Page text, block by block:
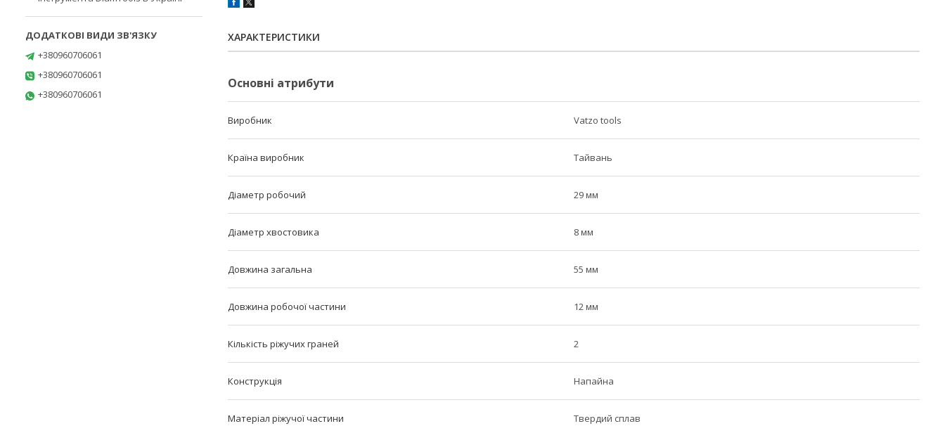
ХАРАКТЕРИСТИКИ
Основні атрибути
Виробник Vatzo tools
Країна виробник Тайвань
Діаметр робочий 29 мм
Діаметр хвостовика 8 мм
Довжина загальна 55 мм
Довжина робочої частини 12 мм
Кількість ріжучих граней 2
Конструкція Напайна
Матеріал ріжучої частини Твердий сплав
+380960706061
+380960706061
+380960706061